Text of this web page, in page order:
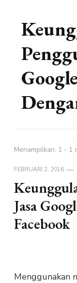
Menampilkan: 1 - 1
FEBRUARI 2, 2016
Jasa
Facebook
Menggunakan